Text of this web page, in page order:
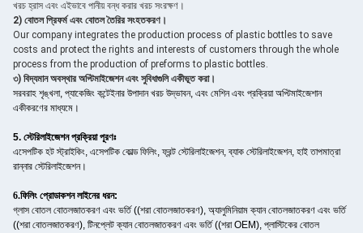
খরচ হ্রাস এবং এইভাবে পানীয় বন্ধ করার খরচ সংরক্ষণ।
2) বোতল প্রিফর্ম এবং বোতল তৈরির সংহতকরণ।
Our company integrates the production process of plastic bottles to save
costs and protect the rights and interests of customers through the whole
process from the production of preforms to plastic bottles.
৩) বিদ্যমান অবস্থার অপ্টিমাইজেশন এবং সুবিধাগুলি একীভূত করা।
সরবরাহ শৃঙ্খলা, প্যাকেজিং কন্টেইনার উপাদান খরচ উদ্ভাবন, এবং মেশিন এবং প্রক্রিয়া অপ্টিমাইজেশান
একীকরণের মাধ্যমে।
5. স্টেরিলাইজেশন প্রক্রিয়া পূরণঃ
এসেপটিক হট স্ট্রাইকিং, এসেপটিক কোল্ড ফিলিং, ফ্রন্ট স্টেরিলাইজেশন, ব্যাক স্টেরিলাইজেশন, হাই তাপমাত্রা
রান্নার স্টেরিলাইজেশন।
6.ফিলিং প্রোডাকশন লাইনের ধরন:
গ্লাস বোতল বোতলজাতকরণ এবং ভর্তি ((শরা বোতলজাতকরণ), অ্যালুমিনিয়াম ক্যান বোতলজাতকরণ এবং ভর্তি
((শরা বোতলজাতকরণ), টিনপ্লেট ক্যান বোতলজাতকরণ এবং ভর্তি ((শরা OEM), প্লাস্টিকের বোতল